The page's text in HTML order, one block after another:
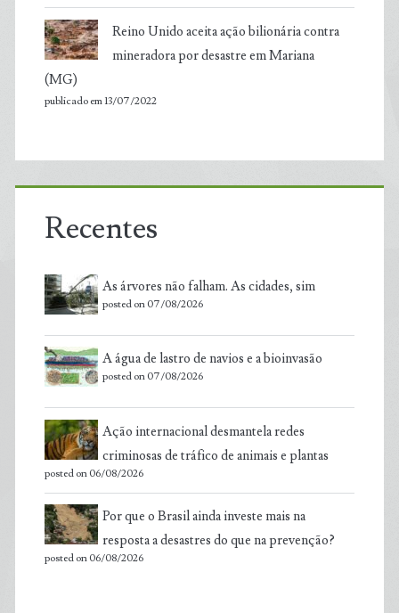
Reino Unido aceita ação bilionária contra
mineradora por desastre em Mariana
(MG)
publicado em 13/07/2022
Recentes
As árvores não falham. As cidades, sim
posted on 07/08/2026
A água de lastro de navios e a bioinvasão
posted on 07/08/2026
Ação internacional desmantela redes
criminosas de tráfico de animais e plantas
posted on 06/08/2026
Por que o Brasil ainda investe mais na
resposta a desastres do que na prevenção?
posted on 06/08/2026